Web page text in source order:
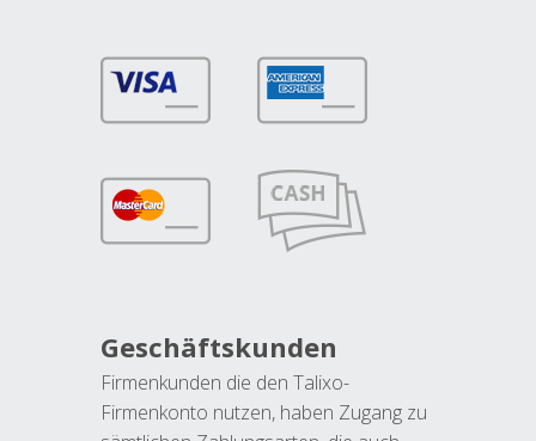
Geschäftskunden
Firmenkunden die den Talixo-
Firmenkonto nutzen, haben Zugang zu